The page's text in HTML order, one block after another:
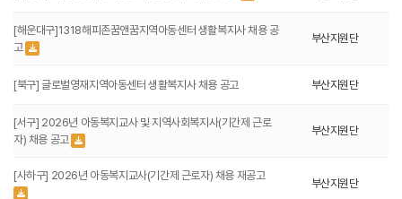
[해운대구]1318해피존꿈앤꿈지역아동센터 생활복지사 채용 공
고
부산지원단
[북구] 글로벌영재지역아동센터 생활복지사 채용 공고 부산지원단
[서구] 2026년 아동복지교사 및 지역사회복지사(기간제 근로
자) 채용 공고
부산지원단
[사하구] 2026년 아동복지교사(기간제 근로자) 채용 재공고
부산지원단